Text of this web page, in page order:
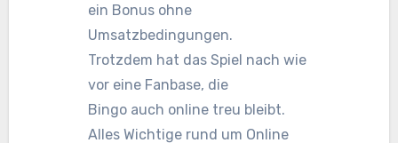
ein Bonus ohne
Umsatzbedingungen.
Trotzdem hat das Spiel nach wie
vor eine Fanbase, die
Bingo auch online treu bleibt.
Alles Wichtige rund um Online